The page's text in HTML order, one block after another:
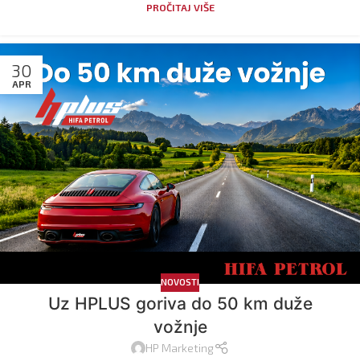
PROČITAJ VIŠE
30
APR
NOVOSTI
Uz HPLUS goriva do 50 km duže
vožnje
HP Marketing